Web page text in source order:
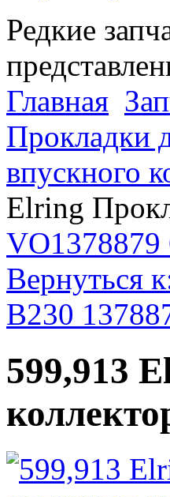
Редкие
Главная
Прокладки
впускного
Elring
VO1378879
Вернуться
B230
599,913